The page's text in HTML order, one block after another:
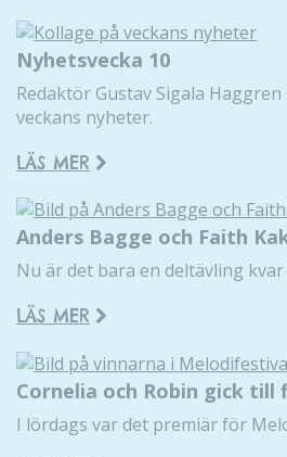
Nyhetsvecka 10
Redaktör Gustav Sigala
veckans nyheter.
LÄS MER
Anders Bagge och Faith
Nu är det bara en deltävling
LÄS MER
Cornelia och Robin gick till
I lördags var det premiär för